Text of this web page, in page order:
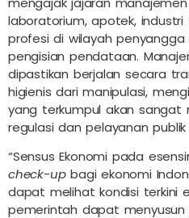
laboratorium, apotek,
profesi di wilayah
pengisian pendataan.
dipastikan berjalan secara
higienis dari manipulasi,
yang terkumpul akan
regulasi dan pelayanan
“Sensus Ekonomi pada
check-upbagi ekonomi
dapat melihat kondisi terkini
pemerintah dapat